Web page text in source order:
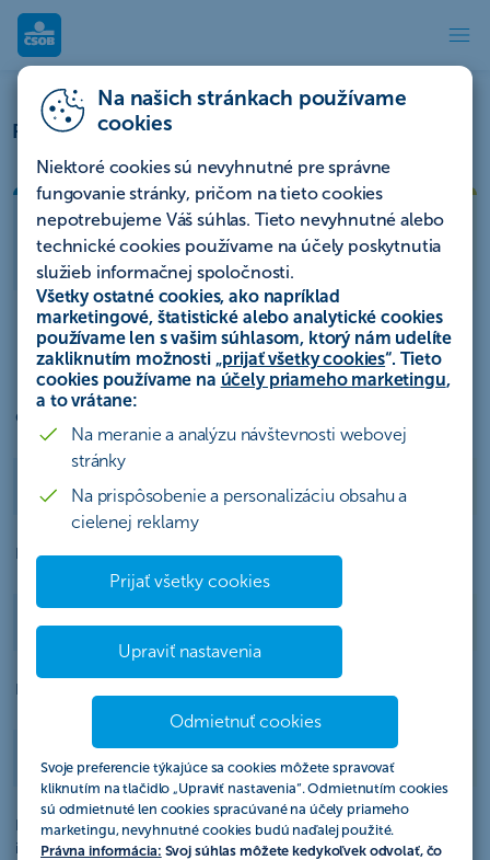
Na našich stránkach používame
cookies
Niektoré cookies sú nevyhnutné pre správne
fungovanie stránky, pričom na tieto cookies
nepotrebujeme Váš súhlas. Tieto nevyhnutné alebo
technické cookies používame na účely poskytnutia
služieb informačnej spoločnosti.
Všetky ostatné cookies, ako napríklad
marketingové, štatistické alebo analytické cookies
používame len s vašim súhlasom, ktorý nám udelíte
zakliknutím možnosti „prijať všetky cookies“. Tieto
cookies používame na účely priameho marketingu,
a to vrátane:
Na meranie a analýzu návštevnosti webovej
stránky
Na prispôsobenie a personalizáciu obsahu a
cielenej reklamy
Prijať všetky cookies
Upraviť nastavenia
Odmietnuť cookies
Svoje preferencie týkajúce sa cookies môžete spravovať
kliknutím na tlačidlo „Upraviť nastavenia“. Odmietnutím cookies
sú odmietnuté len cookies spracúvané na účely priameho
marketingu, nevyhnutné cookies budú naďalej použité.
Právna informácia: Svoj súhlas môžete kedykoľvek odvolať, čo
Porovnanie balíkov
Porovnanie balíkov
Podnikateľské
konto
Podnikateľské
konto
Elektron
Podnikateľské
konto
Služby v cene balíka
ČSOB SmartBanking
Internet banking Moja ČSOB / ČSOB BusinessBanking
Bezplatné prijaté platby v EUR
Platba, zriadenie a zmena SEPA trvalého platobného príkazu a
inkasa